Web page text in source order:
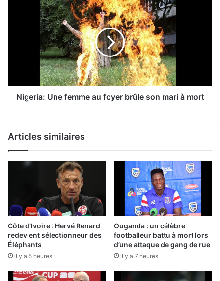
Nigeria: Une femme au foyer brûle son mari à mort
Articles similaires
Côte d’Ivoire : Hervé Renard
redevient sélectionneur des
Éléphants
il y a 5 heures
Ouganda : un célèbre
footballeur battu à mort lors
d’une attaque de gang de rue
il y a 7 heures